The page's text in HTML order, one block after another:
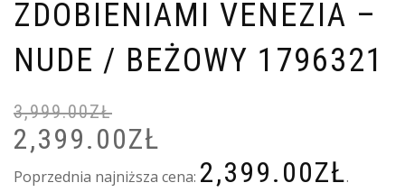
ZDOBIENIAMI VENEZIA –
NUDE / BEŻOWY 1796321
3,999.00ZŁ
PIERWOTNA
CENA
3,999.00ZŁ.
2,399.00ZŁ
Poprzednia najniższa cena: 2,399.00ZŁ.